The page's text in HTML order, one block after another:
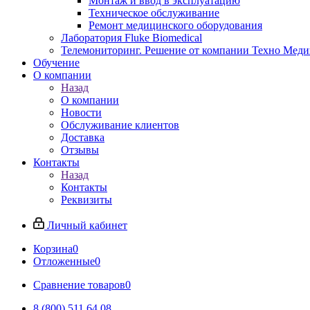
Техническое обслуживание
Ремонт медицинского оборудования
Лаборатория Fluke Biomedical
Телемониторинг. Решение от компании Техно
Обучение
О компании
Назад
О компании
Новости
Обслуживание клиентов
Доставка
Отзывы
Контакты
Назад
Контакты
Реквизиты
Личный кабинет
Корзина0
Отложенные0
Сравнение товаров0